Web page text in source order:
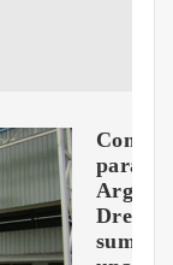
para
Dreyfus
suma